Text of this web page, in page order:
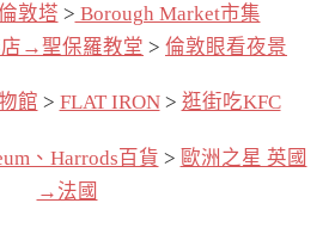
敦塔 > Borough Market市集
→聖保羅教堂 > 倫敦眼看夜景
館 > FLAT IRON> 逛街吃KFC
、Harrods百貨 > 歐洲之星 英國
→法國